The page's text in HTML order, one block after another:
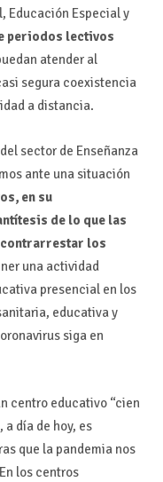
Educación Especial y
periodos lectivos
atender al
segura coexistencia
a distancia.
sector de Enseñanza
ante una situación
en su
de lo que las
los
una actividad
presencial en los
educativa y
siga en
centro educativo “cien
día de hoy, es
que la pandemia nos
los centros